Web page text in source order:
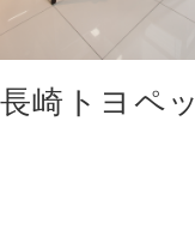
長崎トヨペ